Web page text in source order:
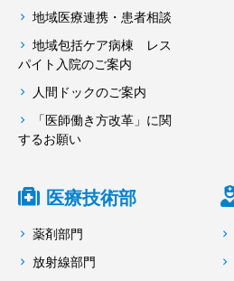
地域医療連携・患者相談
地域包括ケア病棟 レス
パイト入院のご案内
人間ドックのご案内
「医師働き方改革」に関
するお願い
医療技術部
薬剤部門
放射線部門